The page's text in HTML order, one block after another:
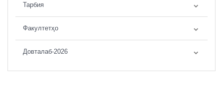
Тарбия
Факултетҳо
Довталаб-2026